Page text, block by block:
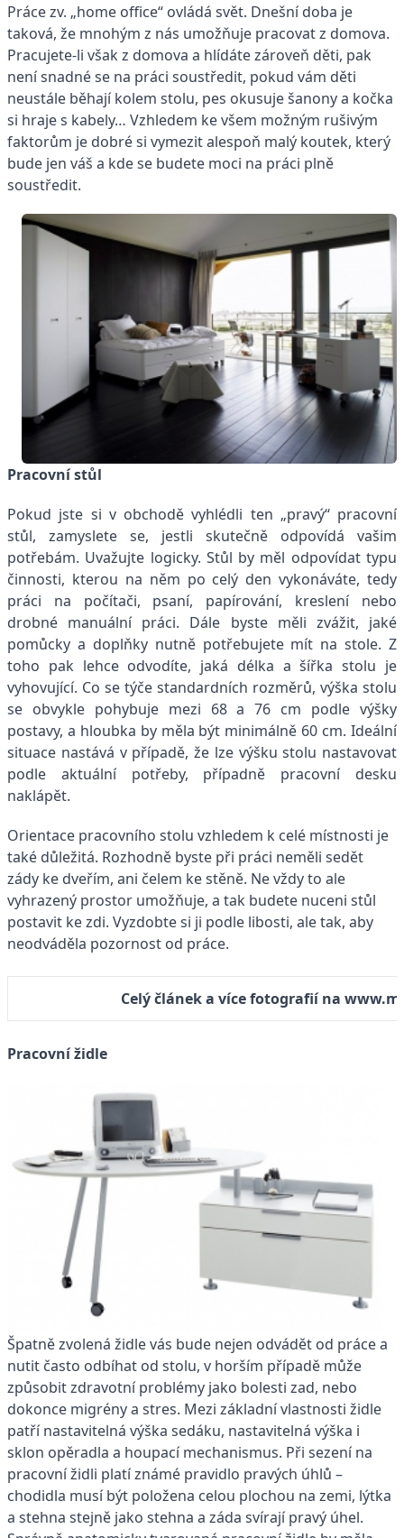
Práce zv. „home office“ ovládá svět. Dnešní doba je
taková, že mnohým z nás umožňuje pracovat z domova.
Pracujete-li však z domova a hlídáte zároveň děti, pak
není snadné se na práci soustředit, pokud vám děti
neustále běhají kolem stolu, pes okusuje šanony a kočka
si hraje s kabely… Vzhledem ke všem možným rušivým
faktorům je dobré si vymezit alespoň malý koutek, který
bude jen váš a kde se budete moci na práci plně
soustředit.
Pracovní stůl
Pokud jste si v obchodě vyhlédli ten „pravý“ pracovní
stůl, zamyslete se, jestli skutečně odpovídá vašim
potřebám. Uvažujte logicky. Stůl by měl odpovídat typu
činnosti, kterou na něm po celý den vykonáváte, tedy
práci na počítači, psaní, papírování, kreslení nebo
drobné manuální práci. Dále byste měli zvážit, jaké
pomůcky a doplňky nutně potřebujete mít na stole. Z
toho pak lehce odvodíte, jaká délka a šířka stolu je
vyhovující. Co se týče standardních rozměrů, výška stolu
se obvykle pohybuje mezi 68 a 76 cm podle výšky
postavy, a hloubka by měla být minimálně 60 cm. Ideální
situace nastává v případě, že lze výšku stolu nastavovat
podle aktuální potřeby, případně pracovní desku
naklápět.
Orientace pracovního stolu vzhledem k celé místnosti je
také důležitá. Rozhodně byste při práci neměli sedět
zády ke dveřím, ani čelem ke stěně. Ne vždy to ale
vyhrazený prostor umožňuje, a tak budete nuceni stůl
postavit ke zdi. Vyzdobte si ji podle libosti, ale tak, aby
neodváděla pozornost od práce.
Celý článek a více fotografií na
Pracovní židle
Špatně zvolená židle vás bude nejen odvádět od práce a
nutit často odbíhat od stolu, v horším případě může
způsobit zdravotní problémy jako bolesti zad, nebo
dokonce migrény a stres. Mezi základní vlastnosti židle
patří nastavitelná výška sedáku, nastavitelná výška i
sklon opěradla a houpací mechanismus. Při sezení na
pracovní židli platí známé pravidlo pravých úhlů –
chodidla musí být položena celou plochou na zemi, lýtka
a stehna stejně jako stehna a záda svírají pravý úhel.